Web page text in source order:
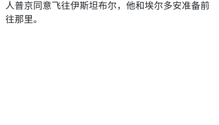
人普京同意飞往伊斯坦布尔，他和埃尔多安准备前
往那里。